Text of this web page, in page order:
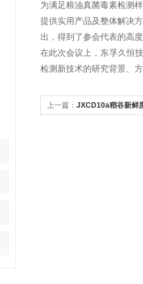
为满足粮油真菌毒素检测
提供实用产品及整体解决
出，得到了参会代表的高
在此次会议上，东孚久恒
检测新技术的研究背景、
上一篇： JXCD10a稻谷新鲜